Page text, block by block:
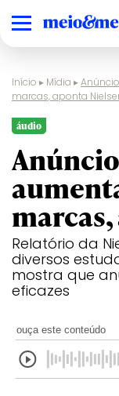
Início ▸ Mídia ▸
marcas, aponta
áudio
Relatório da
diversos
mostra que
eficazes
ouça este conteúdo